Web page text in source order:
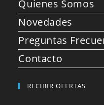
Quienes Somos
Novedades
Preguntas
Contacto
RECIBIR OFERTAS